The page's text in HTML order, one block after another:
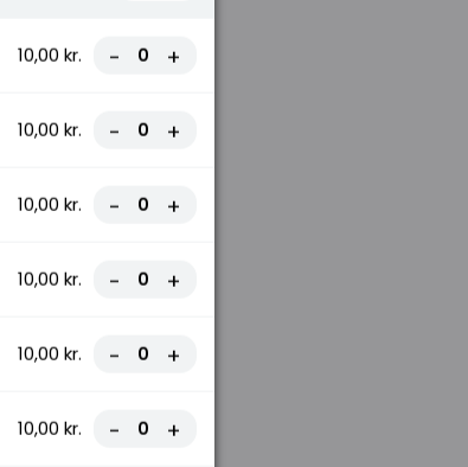
10,00 kr. - +
10,00 kr. - +
10,00 kr. - +
10,00 kr. - +
10,00 kr. - +
10,00 kr. - +